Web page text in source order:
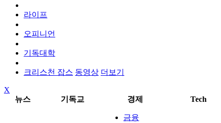
라이프
오피니언
기독대학
크리스천 잡스 동영상 더보기
X
뉴스
기독교 경제 Tech
금융